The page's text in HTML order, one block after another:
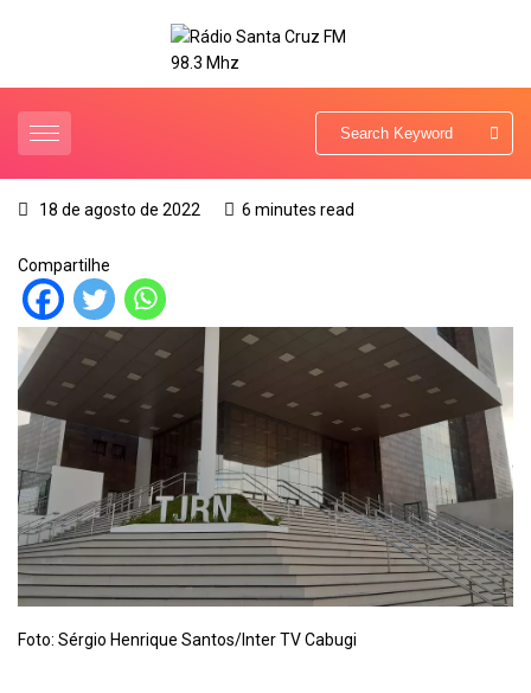
18 de agosto de 2022 6 minutes read
Compartilhe
Foto: Sérgio Henrique Santos/Inter TV Cabugi